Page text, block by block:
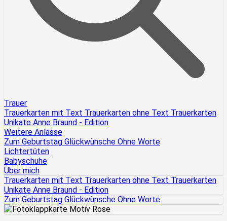
Trauer
Trauerkarten mit Text Trauerkarten ohne Text Trauerkarten
Unikate Anne Braund - Edition
Weitere Anlässe
Zum Geburtstag Glückwünsche Ohne Worte
Lichtertüten
Babyschuhe
Über mich
Trauerkarten mit Text Trauerkarten ohne Text Trauerkarten
Unikate Anne Braund - Edition
Zum Geburtstag Glückwünsche Ohne Worte